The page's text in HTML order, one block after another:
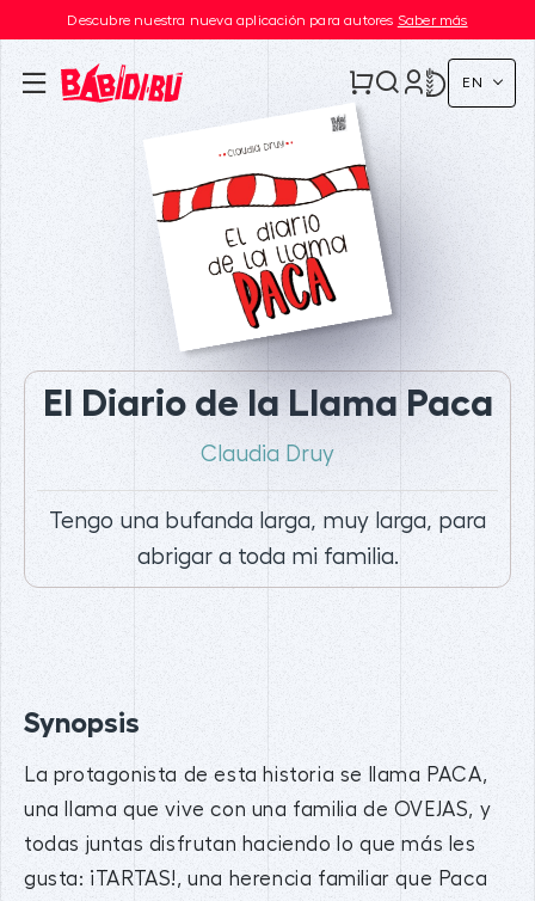
Descubre nuestra nueva aplicación para autores Saber más
EN
El Diario de la Llama Paca
Claudia Druy
Tengo una bufanda larga, muy larga, para
abrigar a toda mi familia.
Synopsis
La protagonista de esta historia se llama PACA,
una llama que vive con una familia de OVEJAS, y
todas juntas disfrutan haciendo lo que más les
gusta: ¡TARTAS!, una herencia familiar que Paca